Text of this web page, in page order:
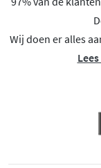
Wij doen er alles